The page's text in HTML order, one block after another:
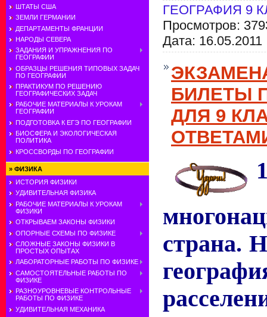
ШТАТЫ США
ЗЕМЛИ ГЕРМАНИИ
ДЕПАРТАМЕНТЫ ФРАНЦИИ
НАРОДЫ СЕВЕРА
ЗАДАНИЯ И УПРАЖНЕНИЯ ПО
ГЕОГРАФИИ
ОБРАЗЦЫ РЕШЕНИЯ ТИПОВЫХ ЗАДАЧ
ПО ГЕОГРАФИИ
ПРАКТИКУМ ПО РЕШЕНИЮ
ГЕОГРАФИЧЕСКИХ ЗАДАЧ
РАБОЧИЕ МАТЕРИАЛЫ К УРОКАМ
ГЕОГРАФИИ
ПОДГОТОВКА К ЕГЭ ПО ГЕОГРАФИИ
БИОСФЕРА И ЭКОЛОГИЧЕСКАЯ
ПОЛИТИКА
КРОССВОРДЫ ПО ГЕОГРАФИИ
» ФИЗИКА
ИСТОРИЯ ФИЗИКИ
УДИВИТЕЛЬНАЯ ФИЗИКА
РАБОЧИЕ МАТЕРИАЛЫ К УРОКАМ
ФИЗИКИ
ОТКРЫВАЕМ ЗАКОНЫ ФИЗИКИ
ОПОРНЫЕ СХЕМЫ ПО ФИЗИКЕ
СЛОЖНЫЕ ЗАКОНЫ ФИЗИКИ В
ПРОСТЫХ ОПЫТАХ
ЛАБОРАТОРНЫЕ РАБОТЫ ПО ФИЗИКЕ
САМОСТОЯТЕЛЬНЫЕ РАБОТЫ ПО
ФИЗИКЕ
РАЗНОУРОВНЕВЫЕ КОНТРОЛЬНЫЕ
РАБОТЫ ПО ФИЗИКЕ
УДИВИТЕЛЬНАЯ МЕХАНИКА
ГЕОГРАФИЯ 9
Просмотров:
Дата: 16.05.2011
БИЛЕТЫ
ДЛЯ 9
страна.